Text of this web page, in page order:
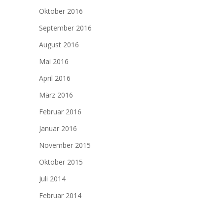
Oktober 2016
September 2016
August 2016
Mai 2016
April 2016
März 2016
Februar 2016
Januar 2016
November 2015
Oktober 2015
Juli 2014
Februar 2014